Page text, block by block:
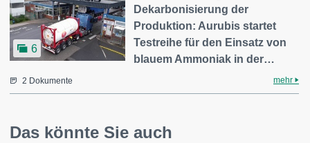
6
Dekarbonisierung der
Produktion: Aurubis startet
Testreihe für den Einsatz von
blauem Ammoniak in der…
2 Dokumente mehr
Das könnte Sie auch